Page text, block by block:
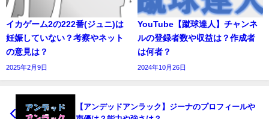
イカゲーム2の222番(ジュニ)は
妊娠していない？考察やネット
の意見は？
2025年2月9日
YouTube【蹴球達人】チャンネ
ルの登録者数や収益は？作成者
は何者？
2024年10月26日
【アンデッドアンラック】ジーナのプロフィールや